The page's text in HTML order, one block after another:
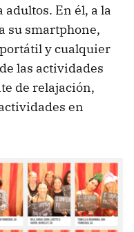
adultos. En él, a la
su smartphone,
y cualquier
las actividades
de relajación,
en